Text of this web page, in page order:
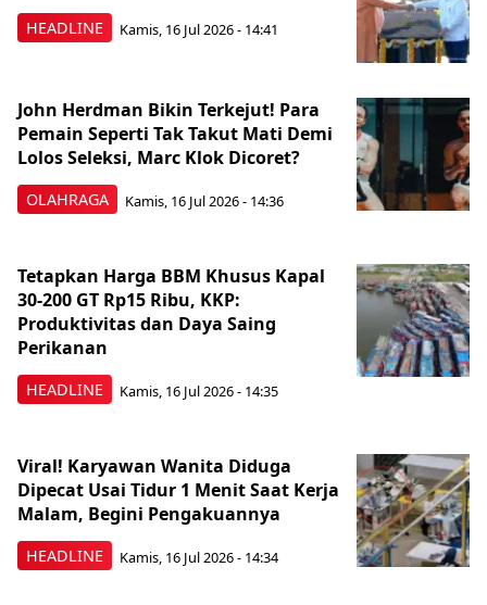
HEADLINE Kamis, 16 Jul 2026 - 14:41
OLAHRAGA
John Herdman Bikin Terkejut! Para
Pemain Seperti Tak Takut Mati Demi
Lolos Seleksi, Marc Klok Dicoret?
Kamis, 16 Jul 2026 - 14:36
HEADLINE
Tetapkan Harga BBM Khusus Kapal
30-200 GT Rp15 Ribu, KKP:
Produktivitas dan Daya Saing
Perikanan
Kamis, 16 Jul 2026 - 14:35
HEADLINE
Viral! Karyawan Wanita Diduga
Dipecat Usai Tidur 1 Menit Saat Kerja
Malam, Begini Pengakuannya
Kamis, 16 Jul 2026 - 14:34